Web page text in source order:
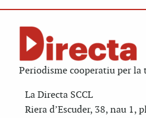
Periodisme cooperatiu per la
La Directa SCCL
Riera d’Escuder, 38, nau 1,